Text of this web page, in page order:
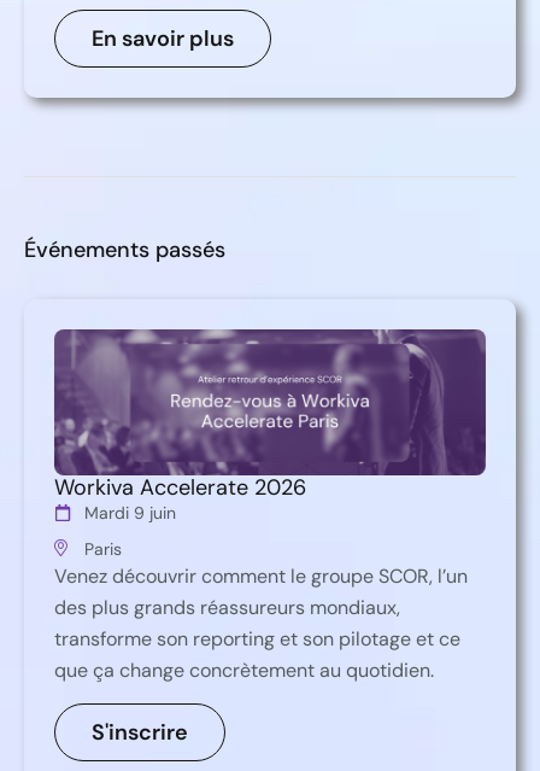
En savoir plus
Événements passés
Workiva Accelerate 2026
Mardi 9 juin
Paris
Venez découvrir comment le groupe SCOR, l’un
des plus grands réassureurs mondiaux,
transforme son reporting et son pilotage et ce
que ça change concrètement au quotidien.
S'inscrire